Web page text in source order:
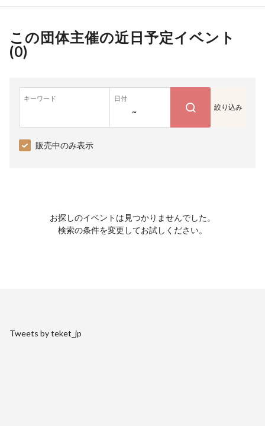
この団体主催の近日予定イベント
(0)
キーワード 日付
~ 絞り込み
販売中のみ表示
お探しのイベントは見つかりませんでした。
検索の条件を変更してお試しください。
Tweets by teket_jp